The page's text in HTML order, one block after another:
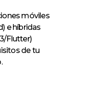
móviles
e híbridas
Flutter)
de tu